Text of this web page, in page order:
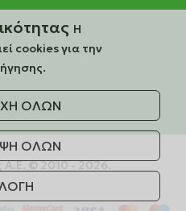
Α.Ε. © 2010 - 2026.
Η
cookies για την
ΟΛΩΝ
ΟΛΩΝ